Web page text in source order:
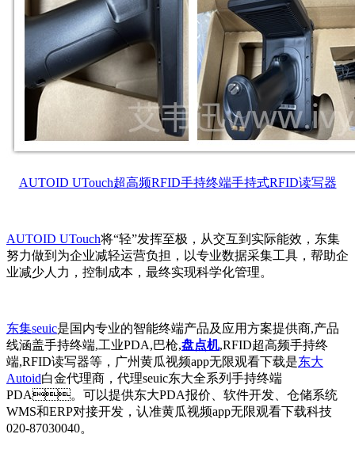
AUTOID UTouch超高频RFID手持终端手持式RFID读写器
AUTOID UTouch将“轻”发挥至极，从交互到实际能效，东集
努力做到为企业减轻运营负担，以专业数据采集工具，帮助企
业减少人力，控制成本，最终实现科学化管理。
东集seuic是国内专业的智能终端产品及应用方案提供商,产品
线涵盖手持终端,工业PDA,巴枪,盘点机,RFID超高频手持终
端,RFID读写器等，广州黄瓜视频app无限观看下载是东大
Autoid白金代理商，代理seuic东大全系列手持终端
PDA。可以提供东大PDA报价、软件开发、仓储系统
WMS和ERP对接开发，认准黄瓜视频app无限观看下载科技
020-87030040。